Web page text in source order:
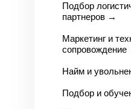
Подбор
партнеров →
Маркетинг и
сопровождение
Найм и
Подбор и